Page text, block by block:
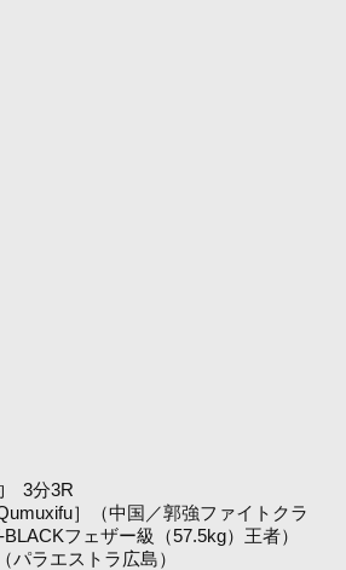
3分3R
］（中国／郭強ファイトクラ
フェザー級（57.5kg）王者）
パラエストラ広島）